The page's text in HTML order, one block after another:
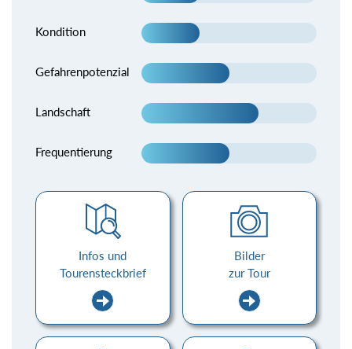
Kondition
Gefahrenpotenzial
Landschaft
Frequentierung
Infos und
Tourensteckbrief
Bilder
zur Tour